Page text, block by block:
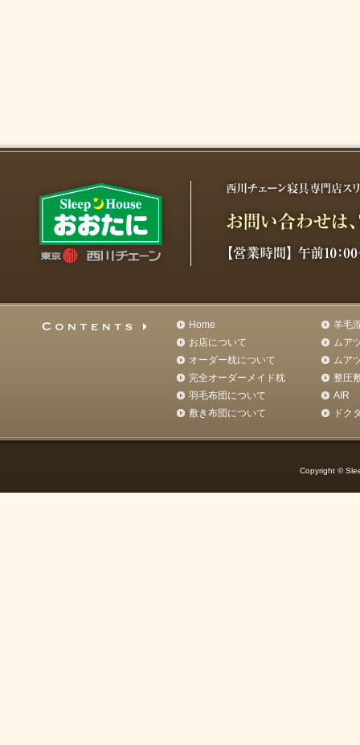
Home
お店について
オーダー枕について
完全オーダーメイド枕
羽毛布団について
敷き布団について
羊毛
ムア
ムア
整圧
AIR
ドク
Copyright ©